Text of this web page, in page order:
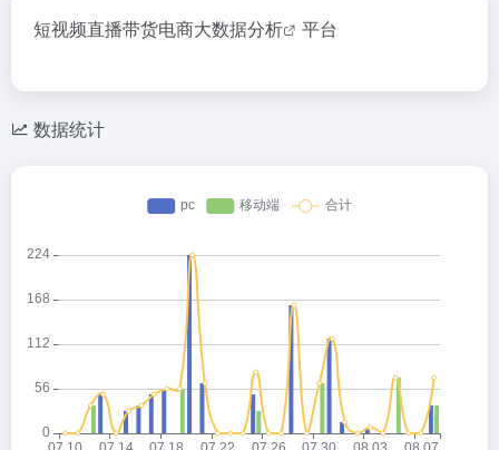
短视频直播带货电商大数据分析 平台
数据统计